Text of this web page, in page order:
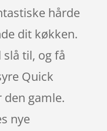
hårde
dit køkken.
slå til, og få
Quick
gamle.
nye